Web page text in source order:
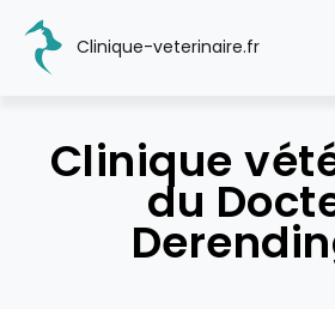
Clinique-veterinaire.fr
Clinique
du